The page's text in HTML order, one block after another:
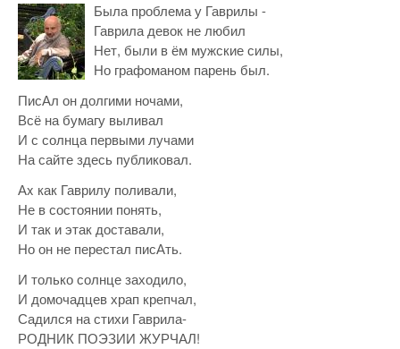
Была проблема у Гаврилы -
Гаврила девок не любил
Нет, были в ём мужские силы,
Но графоманом парень был.
ПисАл он долгими ночами,
Всё на бумагу выливал
И с солнца первыми лучами
На сайте здесь публиковал.
Аx как Гаврилу поливали,
Не в состоянии понять,
И так и этак доставали,
Но он не перестал писАть.
И только солнце заходило,
И домочадцев храп крепчал,
Садился на стихи Гаврила-
РОДНИК ПОЭЗИИ ЖУРЧАЛ!